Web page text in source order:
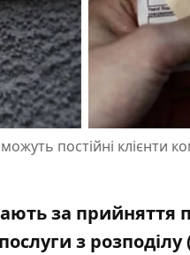
постійні клієнти
за прийняття
з